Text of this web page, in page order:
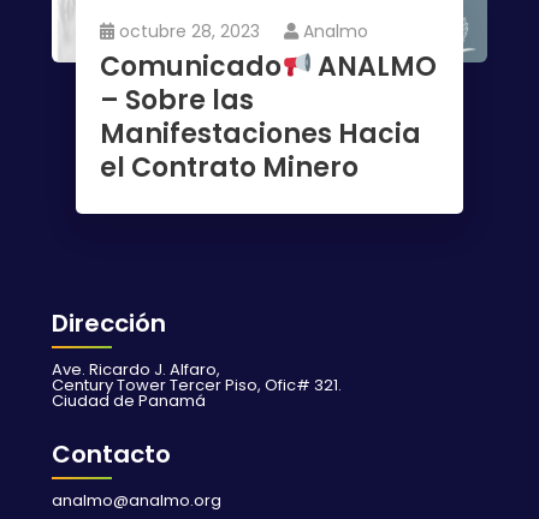
octubre 28, 2023 Analmo
Comunicado
ANALMO
– Sobre las
Manifestaciones Hacia
el Contrato Minero
Dirección
Ave. Ricardo J. Alfaro,
Century Tower Tercer Piso, Ofic# 321.
Ciudad de Panamá
Contacto
analmo@analmo.org